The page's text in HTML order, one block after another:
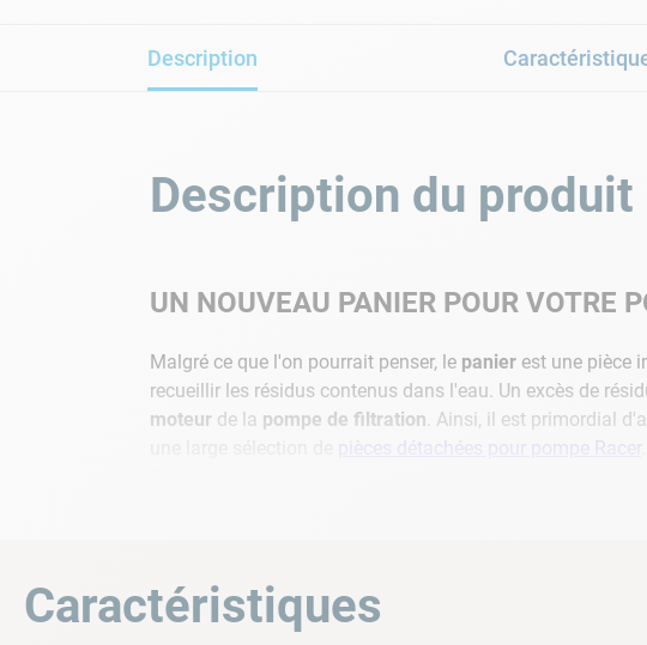
Description
Description du produit
UN NOUVEAU PANIER POUR VOTRE
Malgré ce que l'on pourrait penser, le panier est une pièce
recueillir les résidus contenus dans l'eau. Un excès de
moteur de la pompe de filtration . Ainsi, il est primordial
pièces détachées pour pompe Racer
Type de pièce : panier de préfiltre
Référence : B1PPSP-C057
Caractéristiques